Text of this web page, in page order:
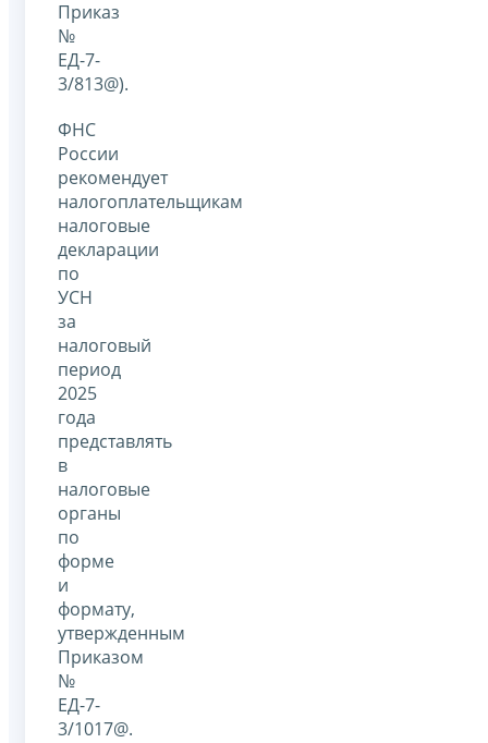
Приказ
№
ЕД-7-
3/813@).
ФНС
России
рекомендует
налогоплательщикам
налоговые
декларации
по
УСН
за
налоговый
период
2025
года
представлять
в
налоговые
органы
по
форме
и
формату,
утвержденным
Приказом
№
ЕД-7-
3/1017@.